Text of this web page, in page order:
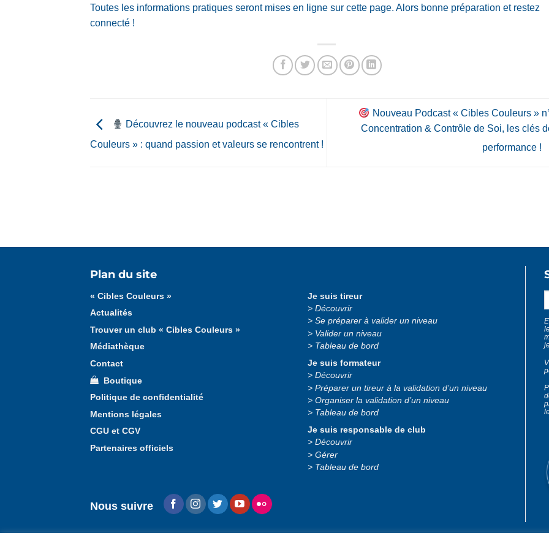
Toutes les informations pratiques seront mises en ligne sur cette page. Alors bonne préparation et restez
connecté !
Découvrez le nouveau podcast « Cibles
Couleurs » : quand passion et valeurs se rencontrent !
Nouveau Podcast « Cibles Couleurs »
Concentration & Contrôle de Soi, les clés
performance !
Plan du site
« Cibles Couleurs »
Actualités
Trouver un club « Cibles Couleurs »
Médiathèque
Contact
Boutique
Politique de confidentialité
Mentions légales
CGU et CGV
Partenaires officiels
Je suis tireur
Découvrir
Se préparer à valider un niveau
Valider un niveau
Tableau de bord
Je suis formateur
Découvrir
Préparer un tireur à la validation d’un niveau
Organiser la validation d’un niveau
Tableau de bord
Je suis responsable de club
Découvrir
Gérer
Tableau de bord
Nous suivre